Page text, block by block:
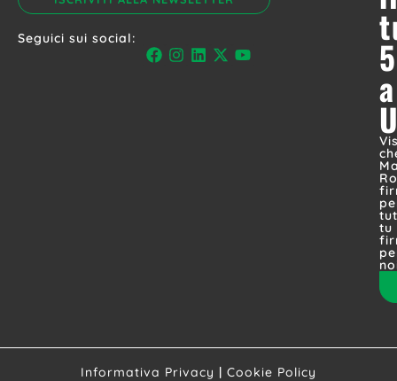
Seguici sui social:
a
tu
Informativa Privacy | Cookie Policy